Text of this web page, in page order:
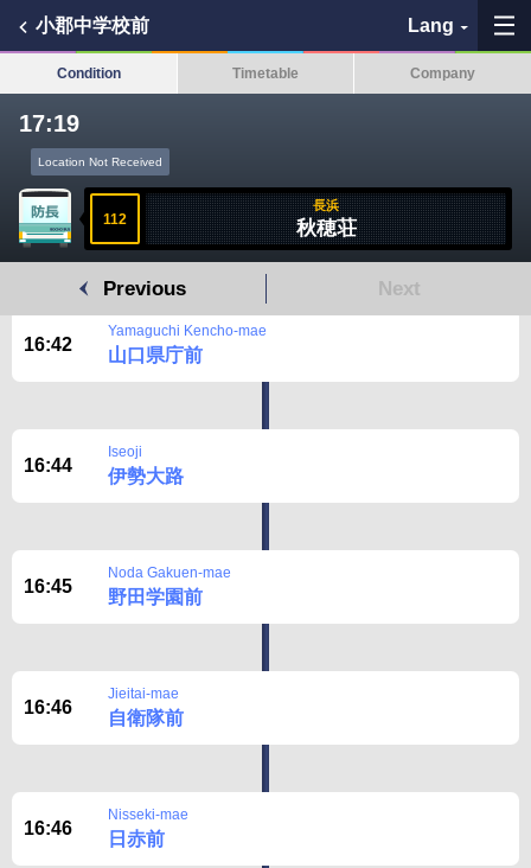
小郡中学校前 Lang
My Favorites
History
See the map
Search bus stop
問題を報告
Disclaimer
Condition Timetable Company
17:19
Location Not Received
112
長浜
秋穂荘
Previous Next
16:42
Yamaguchi Kencho-mae
山口県庁前
16:44
Iseoji
伊勢大路
16:45
Noda Gakuen-mae
野田学園前
16:46
Jieitai-mae
自衛隊前
16:46
Nisseki-mae
日赤前